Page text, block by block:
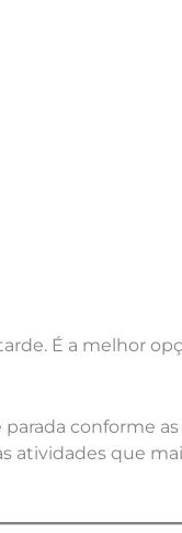
É a melhor
conforme
atividades que